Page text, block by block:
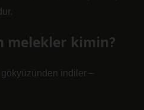
melekler kimin?
indiler –